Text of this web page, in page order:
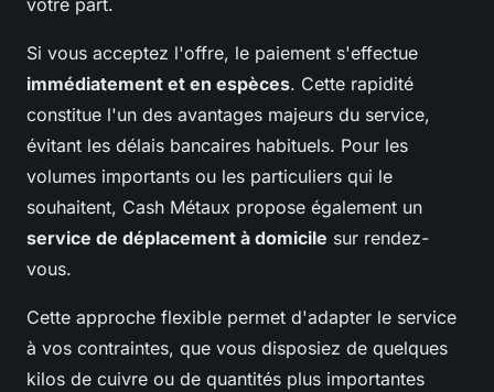
votre part.
Si vous acceptez l'offre, le paiement s'effectue
immédiatement et en espèces. Cette rapidité
constitue l'un des avantages majeurs du service,
évitant les délais bancaires habituels. Pour les
volumes importants ou les particuliers qui le
souhaitent, Cash Métaux propose également un
service de déplacement à domicile sur rendez-
vous.
Cette approche flexible permet d'adapter le service
à vos contraintes, que vous disposiez de quelques
kilos de cuivre ou de quantités plus importantes